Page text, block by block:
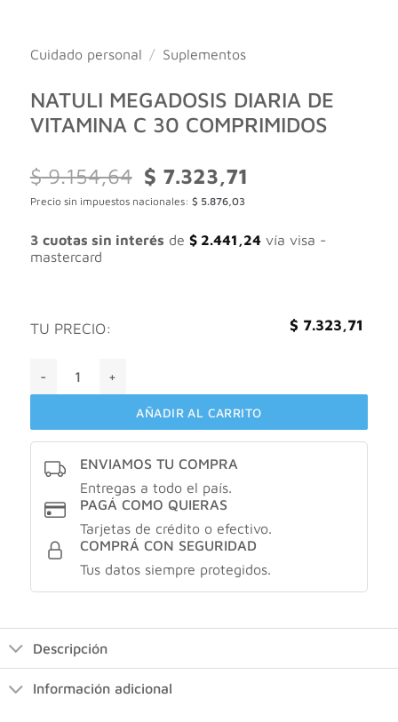
Cuidado personal / Suplementos
NATULI MEGADOSIS DIARIA DE
VITAMINA C 30 COMPRIMIDOS
$9.154,64
El
precio
original
$ 9.154,64.
$ 7.323,71
$ 7.323,71.
Precio sin impuestos nacionales: $ 5.876,03
3 cuotas sin interés de $2.441,24vía visa -
mastercard
TU PRECIO: $ 7.323,71
AÑADIR AL CARRITO
ENVIAMOS TU COMPRA
Entregas a todo el país.
PAGÁ COMO QUIERAS
Tarjetas de crédito o efectivo.
COMPRÁ CON SEGURIDAD
Tus datos siempre protegidos.
Descripción
Información adicional